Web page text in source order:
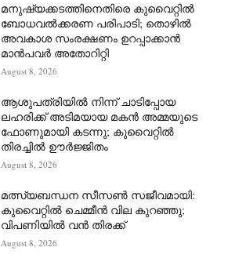
മനുഷ്യക്കടത്തിനെതിരെ കുവൈറ്റിൽ
ബോധവൽക്കരണ പരിപാടി; തൊഴിൽ
അവകാശ സംരക്ഷണം ഉറപ്പാക്കാൻ
മാൻപവർ അതോറിറ്റി
August 8, 2026
ആശുപത്രിയിൽ നിന്ന് ചാടിപ്പോയ
ലഹരിക്ക് അടിമയായ മകൻ അമ്മയുടെ
ഫോണുമായി കടന്നു; കുവൈറ്റിൽ
തിരച്ചിൽ ഊർജ്ജിതം
August 8, 2026
മത്സ്യബന്ധന സീസൺ സജീവമായി:
കുവൈറ്റിൽ ചെമ്മീൻ വില കുറഞ്ഞു;
വിപണിയിൽ വൻ തിരക്ക്
August 8, 2026